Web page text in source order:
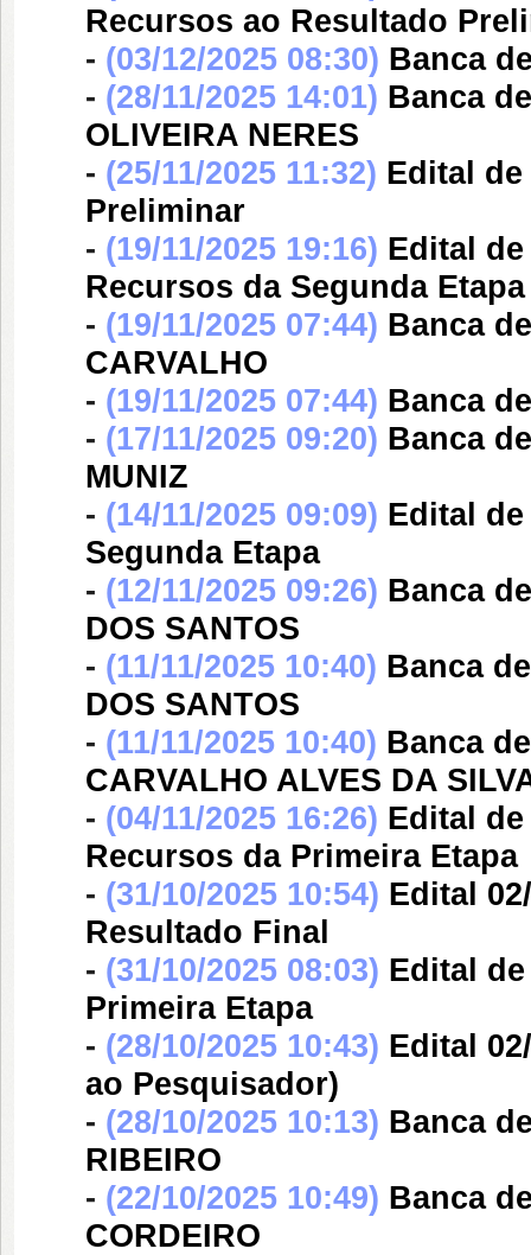
Recursos ao Resultado
- (03/12/2025 08:30) Banca
- (28/11/2025 14:01) Banca
OLIVEIRA NERES
- (25/11/2025 11:32) Edital de
Preliminar
- (19/11/2025 19:16) Edital de
Recursos da Segunda Etapa
- (19/11/2025 07:44) Banca
CARVALHO
- (19/11/2025 07:44) Banca
- (17/11/2025 09:20) Banca
MUNIZ
- (14/11/2025 09:09) Edital de
Segunda Etapa
- (12/11/2025 09:26) Banca
DOS SANTOS
- (11/11/2025 10:40) Banca
DOS SANTOS
- (11/11/2025 10:40) Banca
CARVALHO ALVES DA
- (04/11/2025 16:26) Edital de
Recursos da Primeira Etapa
- (31/10/2025 10:54) Edital
Resultado Final
- (31/10/2025 08:03) Edital de
Primeira Etapa
- (28/10/2025 10:43) Edital
ao Pesquisador)
- (28/10/2025 10:13) Banca
RIBEIRO
- (22/10/2025 10:49) Banca
CORDEIRO